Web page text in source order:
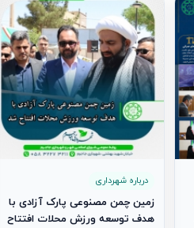
درباره شهرداری
زمین چمن مصنوعی پارک آزادی با
هدف توسعه ورزش محلات افتتاح